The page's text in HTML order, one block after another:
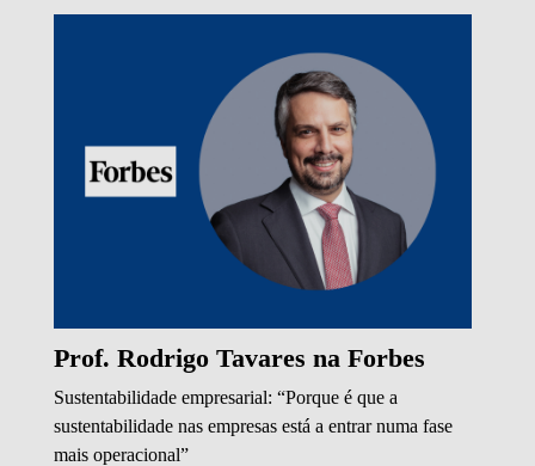
Prof. Rodrigo Tavares na Forbes
Sustentabilidade empresarial: “Porque é que a
sustentabilidade nas empresas está a entrar numa fase
mais operacional”